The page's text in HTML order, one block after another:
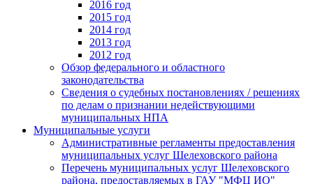
2016 год
2015 год
2014 год
2013 год
2012 год
Обзор федерального и областного
законодательства
Сведения о судебных постановлениях / решениях
по делам о признании недействующими
муниципальных НПА
Муниципальные услуги
Административные регламенты предоставления
муниципальных услуг Шелеховского района
Перечень муниципальных услуг Шелеховского
района, предоставляемых в ГАУ "МФЦ ИО"